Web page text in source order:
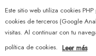
976 44 20 25
Este sitio web utiliza cookies
cookies de terceros (Google
visitas. Al continuar con tu
política de cookies. Leer más